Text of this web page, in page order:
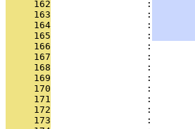
     162
                 :
     163
                 :
     164
                 :
     165
                 :
     166
:
     167
:
     168
:
     169
:
     170
:
     171
:
     172
:
     173
: